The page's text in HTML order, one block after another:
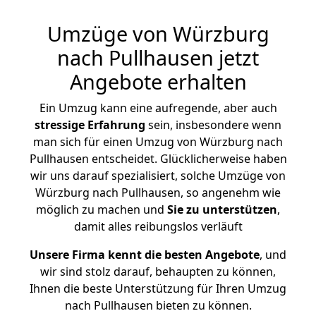
Umzüge von Würzburg
nach Pullhausen jetzt
Angebote erhalten
Ein Umzug kann eine aufregende, aber auch
stressige Erfahrung sein, insbesondere wenn
man sich für einen Umzug von Würzburg nach
Pullhausen entscheidet. Glücklicherweise haben
wir uns darauf spezialisiert, solche Umzüge von
Würzburg nach Pullhausen, so angenehm wie
möglich zu machen und Sie zu unterstützen,
damit alles reibungslos verläuft
Unsere Firma kennt die besten Angebote, und
wir sind stolz darauf, behaupten zu können,
Ihnen die beste Unterstützung für Ihren Umzug
nach Pullhausen bieten zu können.